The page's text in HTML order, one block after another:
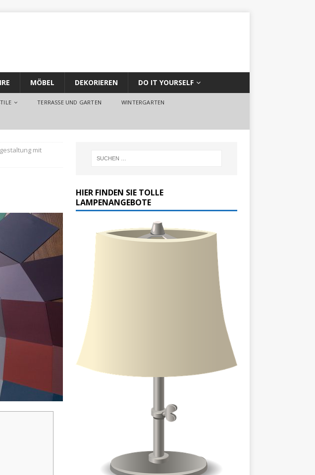
MÖBEL DEKORIEREN DO IT YOURSELF
TERRASSE UND GARTEN WINTERGARTEN
mit
HIER FINDEN SIE TOLLE
LAMPENANGEBOTE